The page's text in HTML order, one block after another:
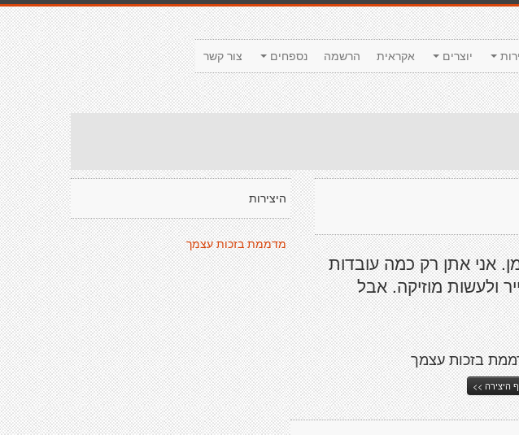
צור קשר נספחים הרשמה אקראית יוצרים
היצירות
מדממת בזכות עצמך
אני אתן רק כמה עובדות
ולעשות מוזיקה. אבל
בזכות עצמך
היצירה >>